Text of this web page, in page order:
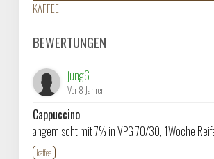
KAFFEE
BEWERTUNGEN
jung6
Vor 8 Jahren
Cappuccino
angemischt mit 7% in VPG 70/30, 1Woche
kaffee